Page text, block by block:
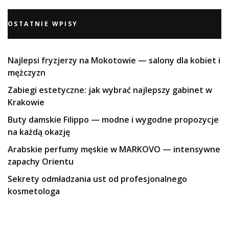
OSTATNIE WPISY
Najlepsi fryzjerzy na Mokotowie — salony dla kobiet i
mężczyzn
Zabiegi estetyczne: jak wybrać najlepszy gabinet w
Krakowie
Buty damskie Filippo — modne i wygodne propozycje
na każdą okazję
Arabskie perfumy męskie w MARKOVO — intensywne
zapachy Orientu
Sekrety odmładzania ust od profesjonalnego
kosmetologa